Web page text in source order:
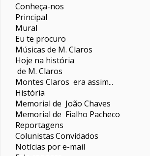
Conheça-nos
Principal
Mural
Eu te procuro
Músicas de M. Claros
Hoje na história
de M. Claros
Montes Claros era assim...
História
Memorial de João Chaves
Memorial de Fialho Pacheco
Reportagens
ColunistasConvidados
Notícias por e-mail